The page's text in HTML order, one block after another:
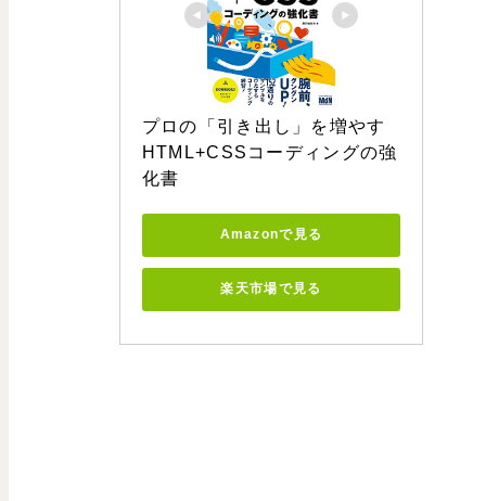
プロの「引き出し」を増やす
HTML+CSSコーディングの強
化書
Amazonで見る
楽天市場で見る